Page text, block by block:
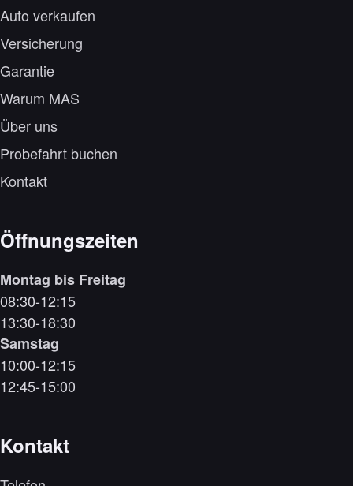
Auto verkaufen
Versicherung
Garantie
Warum MAS
Über uns
Probefahrt buchen
Kontakt
Öffnungszeiten
Montag bis Freitag
08:30-12:15
13:30-18:30
Samstag
10:00-12:15
12:45-15:00
Kontakt